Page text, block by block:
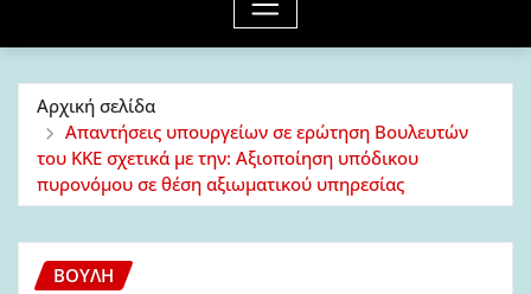
Αρχική σελίδα
Απαντήσεις υπουργείων σε ερώτηση Βουλευτών
του ΚΚΕ σχετικά με την: Aξιοποίηση υπόδικου
πυρονόμου σε θέση αξιωματικού υπηρεσίας
ΒΟΥΛΉ